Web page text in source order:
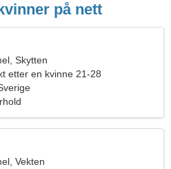
på nett
Skytten
etter en kvinne 21-28
Vekten